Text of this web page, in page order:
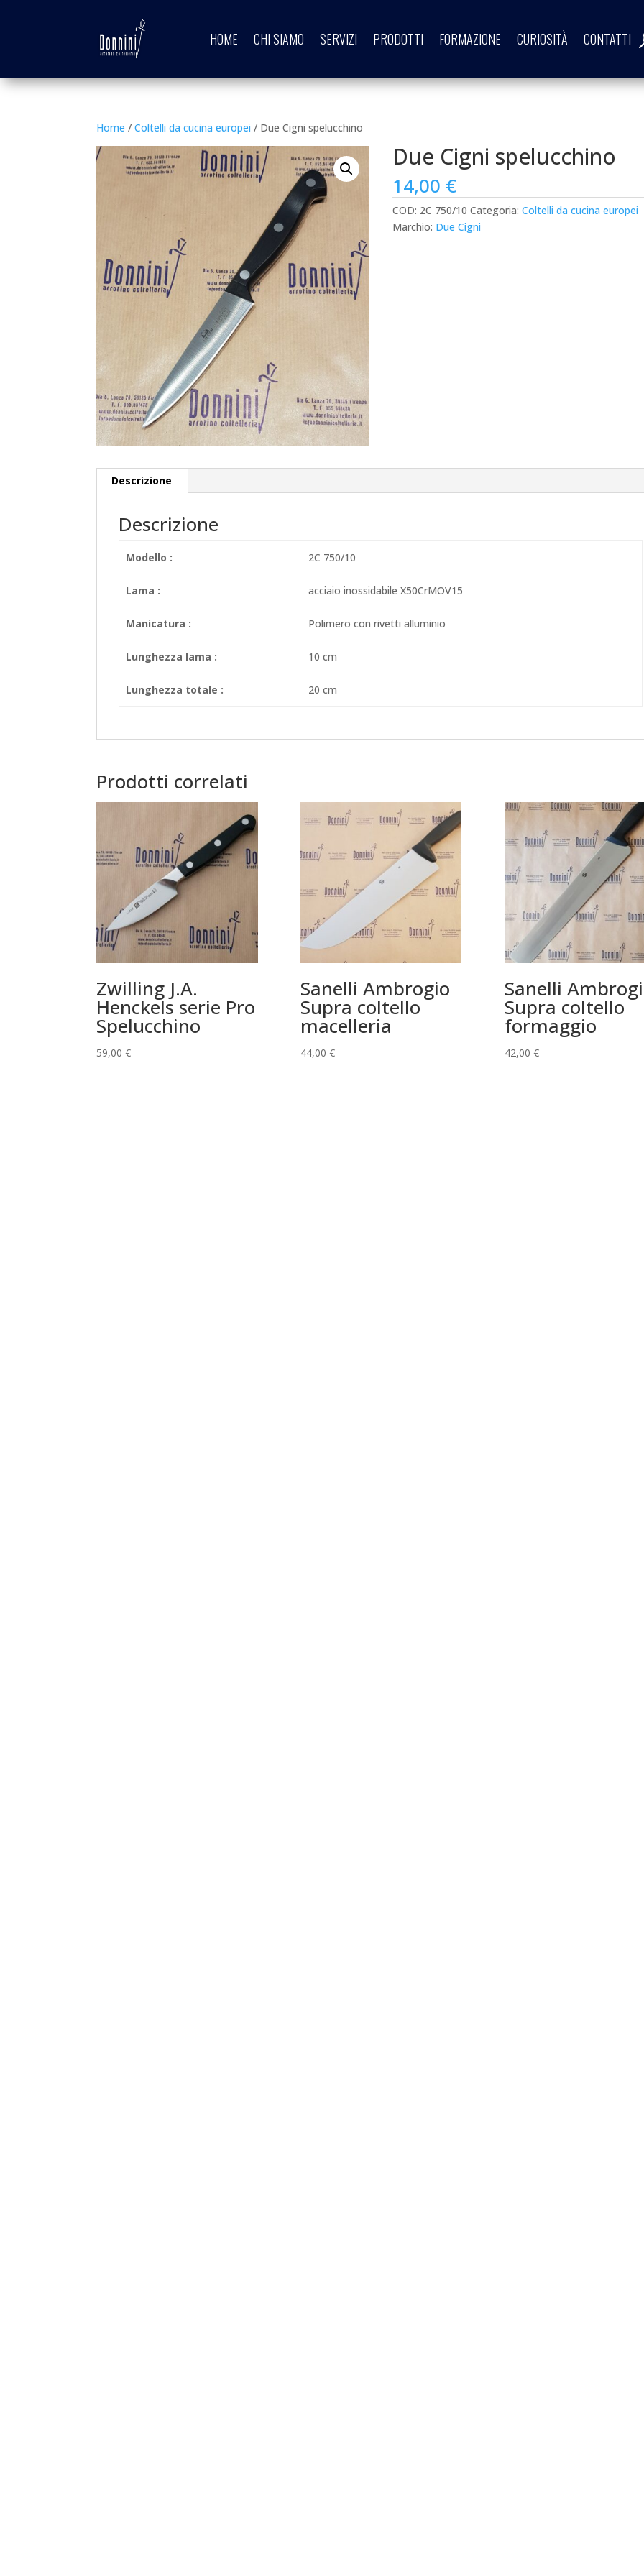
HOME CHI SIAMO SERVIZI PRODOTTI FORMAZIONE CURIOSITÀ CONTATTI
Home /Coltelli da cucina europei / Due Cigni spelucchino
Due Cigni spelucchino
14,00 €
COD: 2C 750/10 Categoria:Coltelli da cucina europei
Marchio: Due Cigni
Descrizione
Descrizione
Modello : 2C 750/10
Lama : acciaio inossidabile X50CrMOV15
Manicatura : Polimero con rivetti alluminio
Lunghezza lama : 10 cm
Lunghezza totale : 20 cm
Prodotti correlati
Zwilling J.A.
Henckels serie Pro
Spelucchino
59,00€
Sanelli Ambrogio
Supra coltello
macelleria
44,00 €
Sanelli
Supra coltello
formaggio
42,00 €